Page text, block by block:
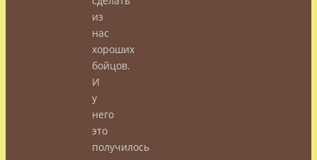
из
нас
хороших
бойцов.
И
у
него
это
получилось